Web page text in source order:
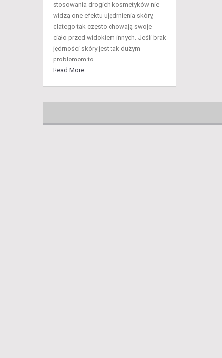
stosowania drogich kosmetyków nie
widzą one efektu ujędrnienia skóry,
dlatego tak często chowają swoje
ciało przed widokiem innych. Jeśli brak
jędrności skóry jest tak dużym
problemem to…
Read More